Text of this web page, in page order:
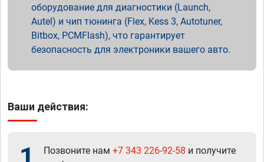
оборудование для диагностики (Launch,
Autel) и чип тюнинга (Flex, Kess 3, Autotuner,
Bitbox, PCMFlash), что гарантирует
безопасность для электроники вашего авто.
Ваши действия:
Позвоните нам +7 343 226-92-58 и получите